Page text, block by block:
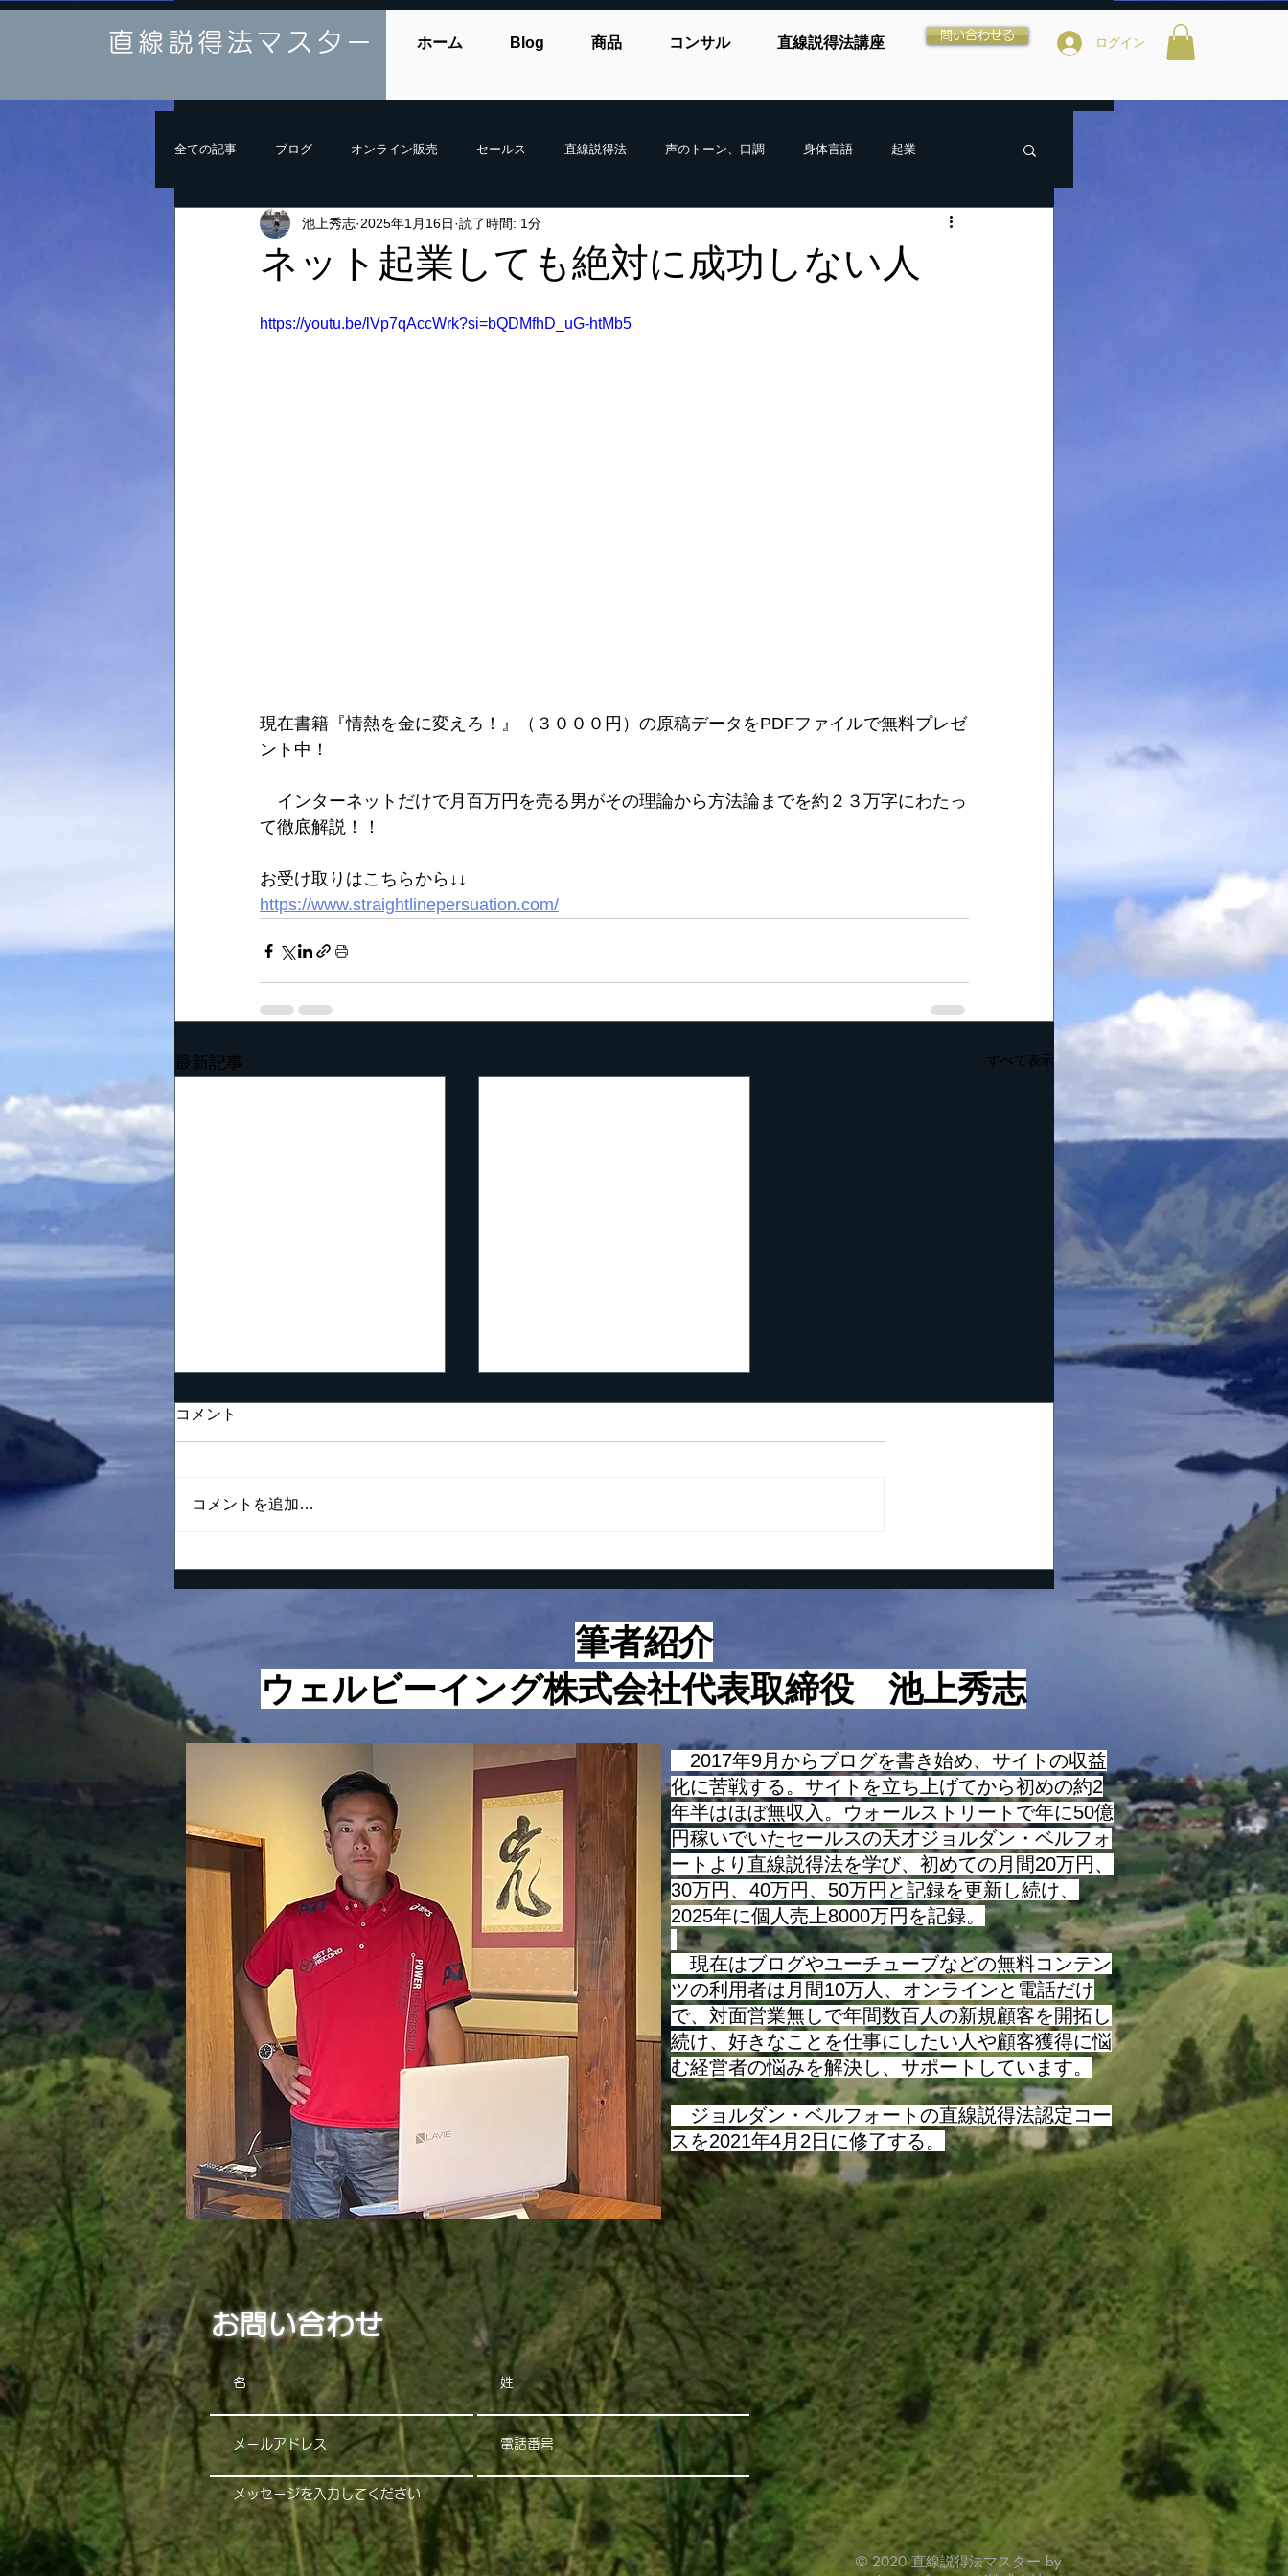
直線説得法マスター ホーム Blog 商品 コンサル 直線説得法講座 問い合わせる ログイン
全ての記事 ブログ オンライン販売 セールス 直線説得法 声のトーン、口調 身体言語 起業
ネット起業しても絶対に成功しない人
池上秀志 2025年1月16日 読了時間: 1分
https://youtu.be/lVp7qAccWrk?si=bQDMfhD_uG-htMb5
現在書籍『情熱を金に変えろ！』（３０００円）の原稿データをPDFファイルで無料プレゼ
ント中！
インターネットだけで月百万円を売る男がその理論から方法論までを約２３万字にわたっ
て徹底解説！！
お受け取りはこちらから↓↓
https://www.straightlinepersuation.com/
最新記事 すべて表示
努力の仕方が間違っている
す。夢というまだ実現されてい
ません。 ただの現状維持でも
ないけれど、寝ている間に見る
あの夢でもない、そんな言葉で
す。 ここで重要になってくる
のは、夢を実現させるための手
起業家が知っておくべき5つ
う訳で、本日は起業家が知って
おくべき５つの数字についてお
話をさせて頂きます。 まず、
基本的な考え方についてお話を
な指標やビジネス用語が使われ
るようになっていますが、そう
コメント
コメントを追加…
筆者紹介
​ウェルビーイング株式会社代表取締役 池上秀志
2017年9月からブログを書き始め、サイトの収益
化に苦戦する。サイトを立ち上げてから初めの約2
年半はほぼ無収入。ウォールストリートで年に50億
円稼いでいたセールスの天才ジョルダン・ベルフォ
ートより直線説得法を学び、初めての月間20万円、
30万円、40万円、50万円と記録を更新し続け、
2025年に個人売上8000万円を記録。
現在はブログやユーチューブなどの無料コンテン
ツの利用者は月間10万人、オンラインと電話だけ
で、対面営業無しで年間数百人の新規顧客を開拓し
続け、好きなことを仕事にしたい人や顧客獲得に悩
む経営者の悩みを解決し、サポートしています。
​ ジョルダン・ベルフォートの直線説得法認定コー
スを2021年4月2日に修了する。
お問い合わせ
© 2020 直線説得法マスター by